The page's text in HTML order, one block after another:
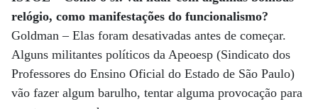
relógio, como manifestações do funcionalismo?
Goldman – Elas foram desativadas antes de começar.
Alguns militantes políticos da Apeoesp (Sindicato dos
Professores do Ensino Oficial do Estado de São Paulo)
vão fazer algum barulho, tentar alguma provocação para